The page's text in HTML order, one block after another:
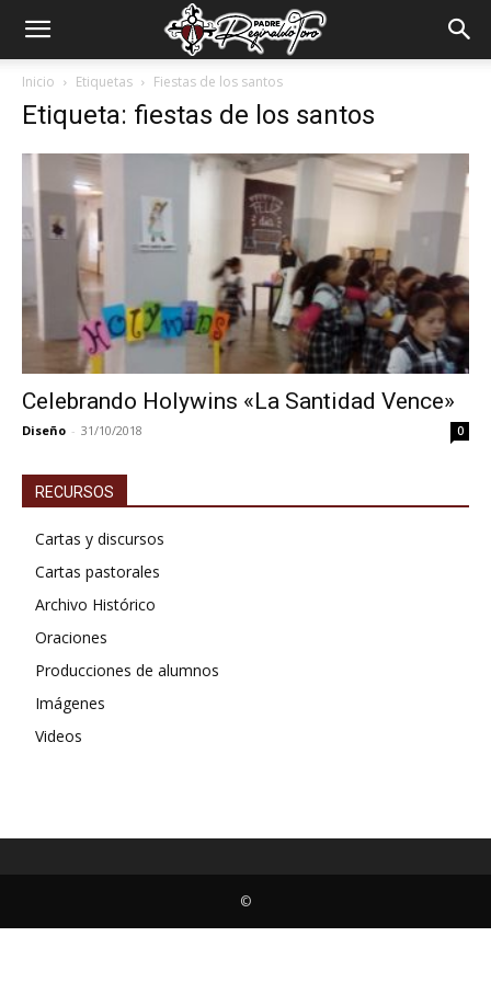
Padre
Reginaldo
Inicio Etiquetas Fiestas de los santos
Etiqueta: fiestas de los santos
Celebrando Holywins «La Santidad Vence»
Diseño - 31/10/2018 0
RECURSOS
Cartas y discursos
Cartas pastorales
Archivo Histórico
Oraciones
Producciones de alumnos
Imágenes
Videos
©